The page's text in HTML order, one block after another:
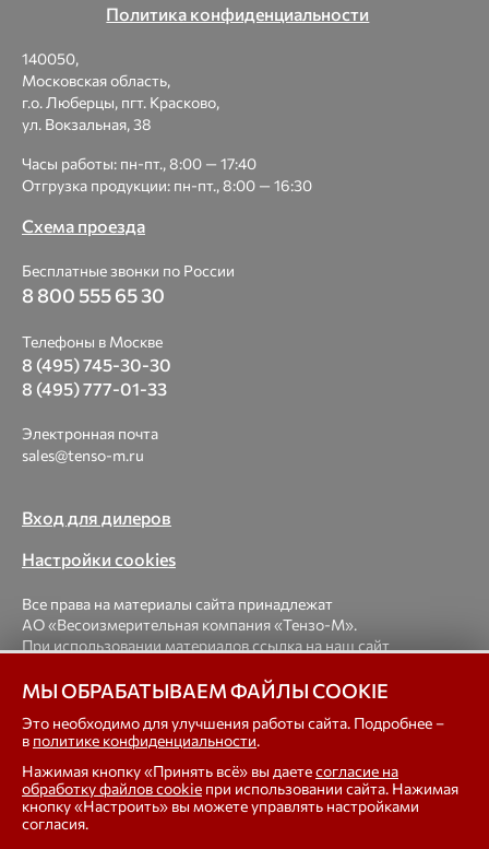
Политика конфиденциальности
140050,
Московская область,
г.о. Люберцы, пгт. Красково,
ул. Вокзальная, 38
Часы работы: пн-пт., 8:00 — 17:40
Отгрузка продукции: пн-пт., 8:00 — 16:30
Схема проезда
Бесплатные звонки по России
8 800 555 65 30
Телефоны в Москве
8 (495) 745-30-30
8 (495) 777-01-33
Электронная почта
sales@tenso-m.ru
Вход для дилеров
Настройки cookies
Все права на материалы сайта принадлежат
АО «Весоизмерительная компания «Тензо-М».
При использовании материалов ссылка на наш сайт
© 1998-2026 Весоизмерительная компания «Тензо-М» —
платформенные, крановые, вагонные, бункерные,
автомобильные весы, весовые дозаторы для фасовки,
тензодатчики
МЫ ОБРАБАТЫВАЕМ ФАЙЛЫ COOKIE
Это необходимо для улучшения работы сайта. Подробнее –
в политике конфиденциальности.
Нажимая кнопку «Принять всё» вы даетесогласие на
обработку файлов cookie при использовании сайта. Нажимая
кнопку «Настроить» вы можете управлять настройками
согласия.